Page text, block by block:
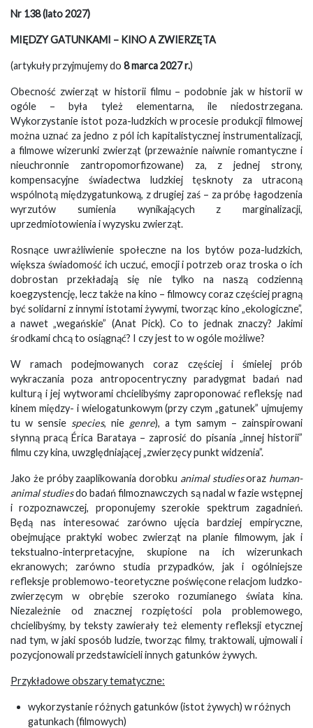
Nr 138 (lato 2027)
MIĘDZY GATUNKAMI – KINO A ZWIERZĘTA
(artykuły przyjmujemy do 8 marca 2027 r.)
Obecność zwierząt w historii filmu – podobnie jak w historii w
ogóle – była tyleż elementarna, ile niedostrzegana.
Wykorzystanie istot poza-ludzkich w procesie produkcji filmowej
można uznać za jedno z pól ich kapitalistycznej instrumentalizacji,
a filmowe wizerunki zwierząt (przeważnie naiwnie romantyczne i
nieuchronnie zantropomorfizowane) za, z jednej strony,
kompensacyjne świadectwa ludzkiej tęsknoty za utraconą
wspólnotą międzygatunkową, z drugiej zaś – za próbę łagodzenia
wyrzutów sumienia wynikających z marginalizacji,
uprzedmiotowienia i wyzysku zwierząt.
Rosnące uwrażliwienie społeczne na los bytów poza-ludzkich,
większa świadomość ich uczuć, emocji i potrzeb oraz troska o ich
dobrostan przekładają się nie tylko na naszą codzienną
koegzystencję, lecz także na kino – filmowcy coraz częściej pragną
być solidarni z innymi istotami żywymi, tworząc kino „ekologiczne”,
a nawet „wegańskie” (Anat Pick). Co to jednak znaczy? Jakimi
środkami chcą to osiągnąć? I czy jest to w ogóle możliwe?
W ramach podejmowanych coraz częściej i śmielej prób
wykraczania poza antropocentryczny paradygmat badań nad
kulturą i jej wytworami chcielibyśmy zaproponować refleksję nad
kinem między- i wielogatunkowym (przy czym „gatunek” ujmujemy
tu w sensie species, nie genre), a tym samym – zainspirowani
słynną pracą Érica Barataya – zaprosić do pisania „innej historii”
filmu czy kina, uwzględniającej „zwierzęcy punkt widzenia”.
Jako że próby zaaplikowania dorobku animal studiesoraz human-
animal studiesdo badań filmoznawczych są nadal w fazie wstępnej
i rozpoznawczej, proponujemy szerokie spektrum zagadnień.
Będą nas interesować zarówno ujęcia bardziej empiryczne,
obejmujące praktyki wobec zwierząt na planie filmowym, jak i
tekstualno-interpretacyjne, skupione na ich wizerunkach
ekranowych; zarówno studia przypadków, jak i ogólniejsze
refleksje problemowo-teoretyczne poświęcone relacjom ludzko-
zwierzęcym w obrębie szeroko rozumianego świata kina.
Niezależnie od znacznej rozpiętości pola problemowego,
chcielibyśmy, by teksty zawierały też elementy refleksji etycznej
nad tym, w jaki sposób ludzie, tworząc filmy, traktowali, ujmowali i
pozycjonowali przedstawicieli innych gatunków żywych.
Przykładowe obszary tematyczne:
wykorzystanie różnych gatunków (istot żywych) w różnych
gatunkach (filmowych)